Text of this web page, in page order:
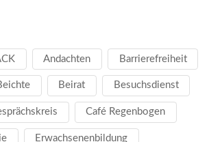
Andachten Barrierefreiheit
Beirat Besuchsdienst
Café Regenbogen
Erwachsenenbildung